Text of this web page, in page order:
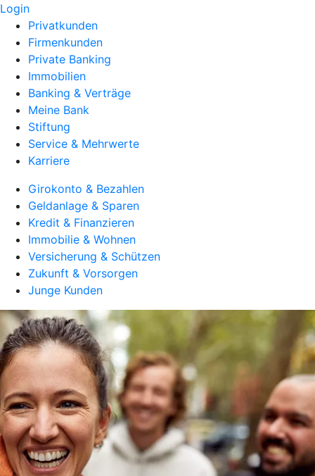
Login
Privatkunden
Firmenkunden
Private Banking
Immobilien
Banking & Verträge
Meine Bank
Stiftung
Service & Mehrwerte
Karriere
Girokonto & Bezahlen
Geldanlage & Sparen
Kredit & Finanzieren
Immobilie & Wohnen
Versicherung & Schützen
Zukunft & Vorsorgen
Junge Kunden